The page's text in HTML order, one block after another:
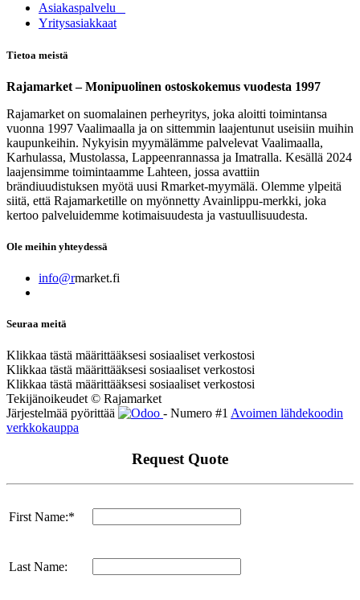
Asia​k​aspalvelu
​Yritysasiakkaat
Tietoa meistä
Rajamarket – Monipuolinen ostoskokemus vuodesta 1997
Rajamarket on suomalainen perheyritys, joka aloitti toimintansa
vuonna 1997 Vaalimaalla ja on sittemmin laajentunut useisiin muihin
kaupunkeihin. Nykyisin myymälämme palvelevat Vaalimaalla,
Karhulassa, Mustolassa, Lappeenrannassa ja Imatralla. Kesällä 2024
laajensimme toimintaamme Lahteen, jossa avattiin
brändiuudistuksen myötä uusi Rmarket-myymälä. Olemme ylpeitä
siitä, että Rajamarketille on myönnetty Avainlippu-merkki, joka
kertoo palveluidemme kotimaisuudesta ja vastuullisuudesta.
Ole meihin yhteydessä
info@rmarket.fi
Seuraa meitä
Klikkaa tästä määrittääksesi sosiaaliset verkostosi
Klikkaa tästä määrittääksesi sosiaaliset verkostosi
Klikkaa tästä määrittääksesi sosiaaliset verkostosi
Tekijänoikeudet © Rajamarket
Järjestelmää pyörittää
- Numero #1 Avoimen lähdekoodin
verkkokauppa
Request Quote
First Name:*
Last Name: